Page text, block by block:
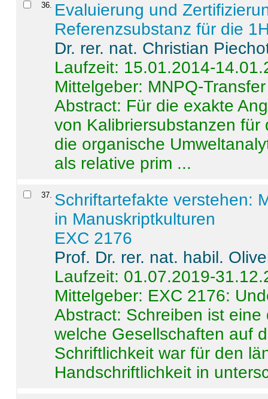
36. Evaluierung und
Referenzsubstanz für die
Dr. rer. nat. Christian
Laufzeit: 15.01.2014-
Mittelgeber: MNPQ-Transfer
Abstract: Für die exakte
von Kalibriersubstanzen
die organische
als relative prim ...
37. Schriftartefakte verstehen:
in Manuskriptkulturen
EXC 2176
Prof. Dr. rer. nat. habil.
Laufzeit: 01.07.2019-
Mittelgeber: EXC 2176:
Abstract: Schreiben ist
welche Gesellschaften auf
Schriftlichkeit war für den
Handschriftlichkeit in